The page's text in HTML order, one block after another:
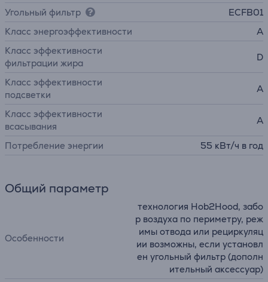
Угольный фильтр
ECFB01
Класс энергоэффективности
A
Класс эффективности
фильтрации жира
D
Класс эффективности
подсветки
A
Класс эффективности
всасывания
A
Потребление энергии 55 кВт/ч в год
Общий параметр
Особенности
технология Hob2Hood, забо
р воздуха по периметру, реж
имы отвода или рециркуляц
ии возможны, если установл
ен угольный фильтр (дополн
ительный аксессуар)